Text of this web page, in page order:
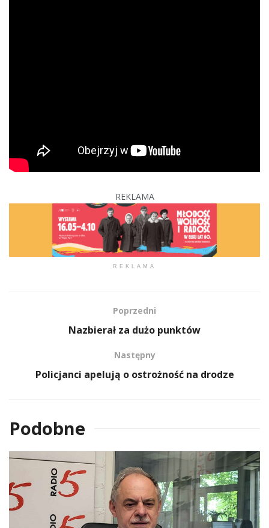
REKLAMA
REKLAMA
Poprzedni
Nazbierał za dużo punktów
Następny
Policjanci apelują o ostrożność na drodze
Podobne